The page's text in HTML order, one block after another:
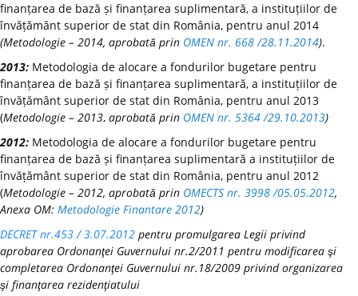
finanțarea de bază și finanțarea suplimentară, a instituțiilor de
învățământ superior de stat din România, pentru anul 2014
(Metodologie – 2014, aprobată prin OMEN nr. 668 /28.11.2014).
2013: Metodologia de alocare a fondurilor bugetare pentru
finanțarea de bază și finanțarea suplimentară, a instituțiilor de
învățământ superior de stat din România, pentru anul 2013
(Metodologie – 2013, aprobată prin OMEN nr. 5364 /29.10.2013)
2012: Metodologia de alocare a fondurilor bugetare pentru
finanțarea de bază și finanțarea suplimentară a instituțiilor de
învățământ superior de stat din România, pentru anul 2012
(Metodologie – 2012, aprobată prin OMECTS nr. 3998 /05.05.2012,
Anexa OM: Metodologie Finantare 2012)
DECRET nr.453 / 3.07.2012 pentru promulgarea Legii privind
aprobarea Ordonanţei Guvernului nr.2/2011 pentru modificarea şi
completarea Ordonanţei Guvernului nr.18/2009 privind organizarea
şi finanţarea rezidenţiatului